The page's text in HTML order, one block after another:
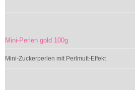
Mini-Perlen gold 100g
Mini-Zuckerperlen mit Perlmutt-Effekt